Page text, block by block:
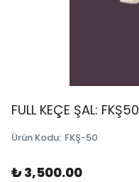
FULL KEÇE ŞAL: FKŞ50
Ürün Kodu: FKŞ-50
₺ 3,500.00